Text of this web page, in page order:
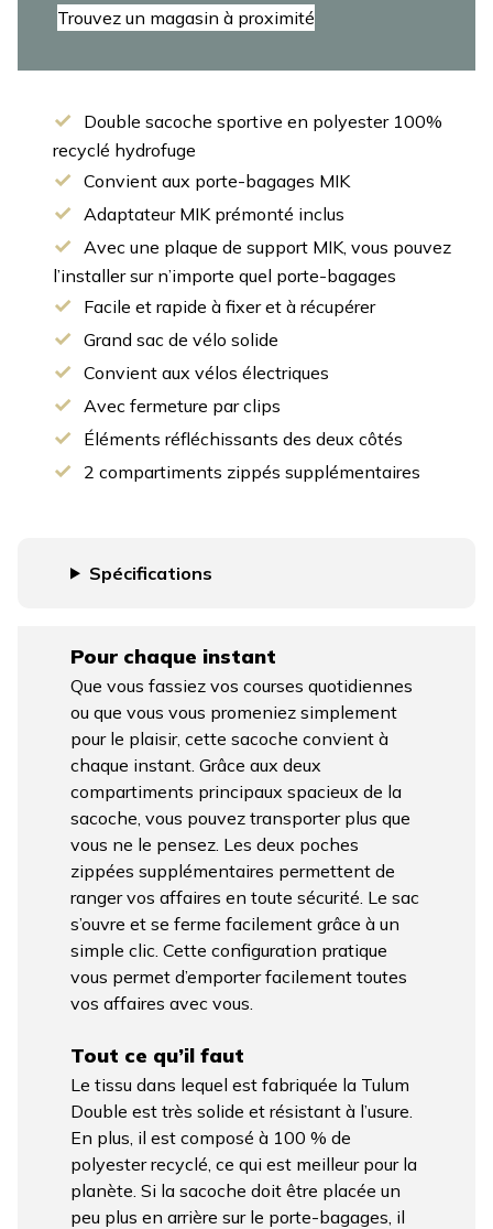
Trouvez un magasin à proximité
Double sacoche sportive en polyester 100%
recyclé hydrofuge
Convient aux porte-bagages MIK
Adaptateur MIK prémonté inclus
Avec une plaque de support MIK, vous pouvez
l’installer sur n’importe quel porte-bagages
Facile et rapide à fixer et à récupérer
Grand sac de vélo solide
Convient aux vélos électriques
Avec fermeture par clips
Éléments réfléchissants des deux côtés
2 compartiments zippés supplémentaires
Spécifications
Pour chaque instant
Que vous fassiez vos courses quotidiennes
ou que vous vous promeniez simplement
pour le plaisir, cette sacoche convient à
chaque instant. Grâce aux deux
compartiments principaux spacieux de la
sacoche, vous pouvez transporter plus que
vous ne le pensez. Les deux poches
zippées supplémentaires permettent de
ranger vos affaires en toute sécurité. Le sac
s’ouvre et se ferme facilement grâce à un
simple clic. Cette configuration pratique
vous permet d’emporter facilement toutes
vos affaires avec vous.
Tout ce qu’il faut
Le tissu dans lequel est fabriquée la Tulum
Double est très solide et résistant à l’usure.
En plus, il est composé à 100 % de
polyester recyclé, ce qui est meilleur pour la
planète. Si la sacoche doit être placée un
peu plus en arrière sur le porte-bagages, il